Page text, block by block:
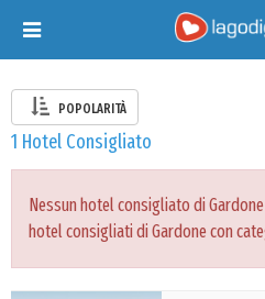
Toggle
navigation
POPOLARITÀ
1 Hotel Consigliato
Nessun hotel consigliato di
hotel consigliati di Gardone con